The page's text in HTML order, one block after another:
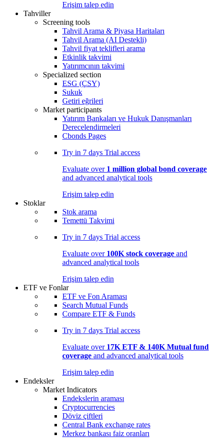
Erişim talep edin
Tahviller
Screening tools
Tahvil Arama & Piyasa Haritaları
Tahvil Arama (AI Destekli)
Tahvil fiyat teklifleri arama
Etkinlik takvimi
Yatırımcının takvimi
Specialized section
ESG (ÇSY)
Sukuk
Getiri eğrileri
Market participants
Yatırım Bankaları ve Hukuk Danışmanları
Derecelendirmeleri
Cbonds Pages
Try in 7 days Trial access
Evaluate over 1 million global bond coverage
and advanced analytical tools
Erişim talep edin
Stoklar
Stok arama
Temettü Takvimi
Try in 7 days Trial access
Evaluate over 100K stock coverage and
advanced analytical tools
Erişim talep edin
ETF ve Fonlar
ETF ve Fon Araması
Search Mutual Funds
Compare ETF & Funds
Try in 7 days Trial access
Evaluate over 17K ETF & 140K Mutual fund
coverage and advanced analytical tools
Erişim talep edin
Endeksler
Market Indicators
Endekslerin araması
Cryptocurrencies
Döviz çiftleri
Central Bank exchange rates
Merkez bankası faiz oranları